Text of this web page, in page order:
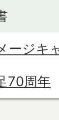
ージキ
70周年